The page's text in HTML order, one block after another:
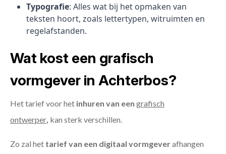
Typografie: Alles wat bij het opmaken van
teksten hoort, zoals lettertypen, witruimten en
regelafstanden.
Wat kost een grafisch
vormgever in Achterbos?
Het tarief voor het inhuren van een grafisch
ontwerper kan sterk verschillen.
Zo zal het tarief van een digitaal vormgeverafhangen